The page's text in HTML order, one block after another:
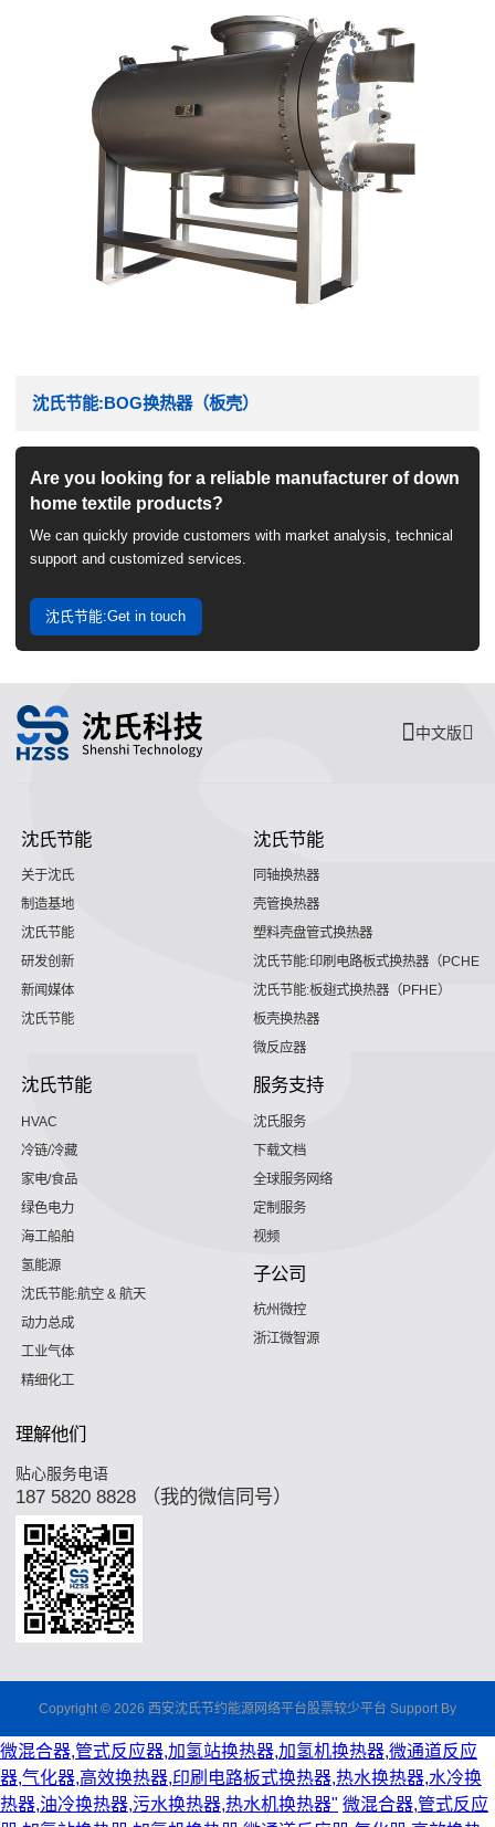
沈氏节能:BOG换热器（板壳）
Are you looking for a reliable manufacturer of down
home textile products?
We can quickly provide customers with market analysis, technical
support and customized services.
沈氏节能:Get in touch
中文版
沈氏节能
关于沈氏
制造基地
沈氏节能
研发创新
新闻媒体
沈氏节能
沈氏节能
同轴换热器
壳管换热器
塑料壳盘管式换热器
沈氏节能:印刷电路板式换热器（PCHE）
沈氏节能:板翅式换热器（PFHE）
板壳换热器
微反应器
沈氏节能
HVAC
冷链/冷藏
家电/食品
绿色电力
海工船舶
氢能源
沈氏节能:航空 & 航天
动力总成
工业气体
精细化工
服务支持
沈氏服务
下载文档
全球服务网络
定制服务
视频
子公司
杭州微控
浙江微智源
理解他们
贴心服务电语
187 5820 8828 （我的微信同号）
Copyright © 2026 西安沈氏节约能源网络平台股票较少平台 Support By
微混合器,管式反应器,加氢站换热器,加氢机换热器,微通道反应
器,气化器,高效换热器,印刷电路板式换热器,热水换热器,水冷换
热器,油冷换热器,污水换热器,热水机换热器" 微混合器,管式反应